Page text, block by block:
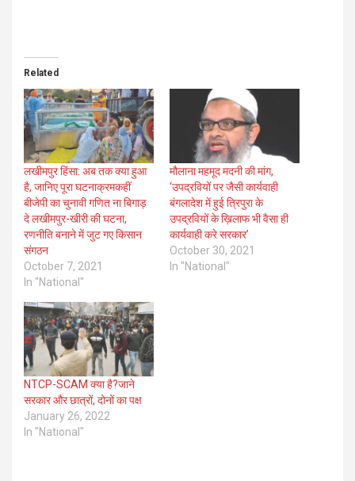
Related
लखीमपुर हिंसा: अब तक क्या हुआ
है, जानिए पूरा घटनाक्रमकहीं
बीजेपी का चुनावी गणित ना बिगाड़
दे लखीमपुर-खीरी की घटना,
रणनीति बनाने में जुट गए किसान
संगठन
October 7, 2021
In "National"
मौलाना महमूद मदनी की मांग,
‘उपद्रवियों पर जैसी कार्यवाही
बंगलादेश में हुई त्रिपुरा के
उपद्रवियों के ख़िलाफ भी वैसा ही
कार्यवाही करे सरकार’
October 30, 2021
In "National"
NTCP-SCAM क्या है?जाने
सरकार और छात्रों, दोनों का पक्ष
January 26, 2022
In "National"